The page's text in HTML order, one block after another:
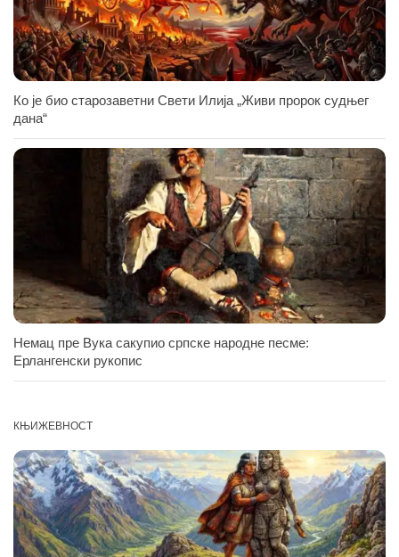
Ко је био старозаветни Свети Илија „Живи пророк судњег
дана“
Немац пре Вука сакупио српске народне песме:
Ерлангенски рукопис
КЊИЖЕВНОСТ